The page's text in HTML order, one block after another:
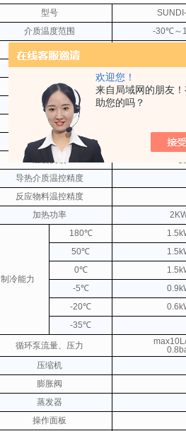
欢迎您！
来自局域网的朋友
助您的吗？
型号
介质温度范围
-30℃～
控制系统
温控模式选择
温差控制
程序编辑
通信协议
物料温度反馈
温度反馈
导热介质温控精度
反应物料温控精度
加热功率
制冷能力
180℃
50℃
0℃
-5℃
-20℃
-35℃
循环泵流量、压力
压缩机
膨胀阀
蒸发器
操作面板